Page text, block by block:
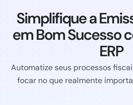
Simplifique a
em Bom Sucesso
ERP
Automatize seus processos
focar no que realmente